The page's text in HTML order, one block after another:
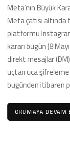
Meta’nın Büyük
Meta çatısı
platformu
kararı bugün (8
direkt mesajlar
uçtan uca
bugünden itibaren
OKUMAYA DEVAM